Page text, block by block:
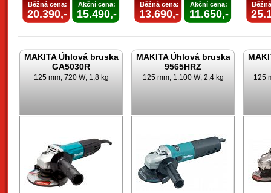
Běžná cena:
20.390,-
Akční cena:
15.490,-
Běžná cena:
13.690,-
Akční cena:
11.650,-
MAKITA Úhlová bruska
GA5030R
125 mm; 720 W; 1,8 kg
MAKITA Úhlová bruska
9565HRZ
125 mm; 1.100 W; 2,4 kg 125